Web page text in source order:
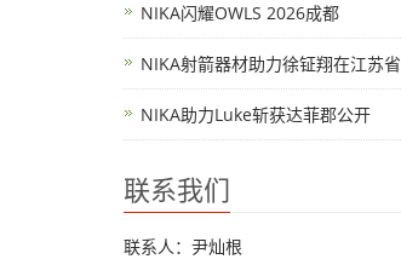
NIKA闪耀OWLS 2026成都
NIKA射箭器材助力徐钲翔在江苏省
NIKA助力Luke斩获达菲郡公开
联系我们
联系人：尹灿根